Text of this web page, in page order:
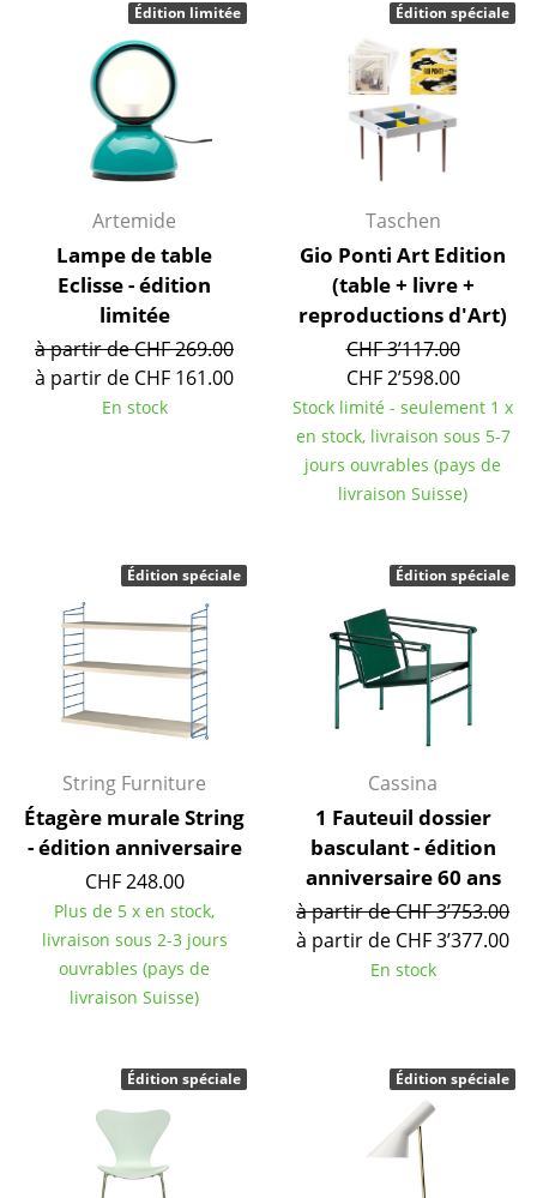
Table de jardin
Chariots & Dessertes
Pièces détachées
... voir toutes les tables
Rangements
Étagères & Armoires
Étagères murales
Meubles de bar
Garde-robes
Petits rangements
Pièces détachées
Luminaires
Suspensions & Plafonniers
Lampes de table
Lampes de bureau
Lampadaires et Liseuses
Appliques murales
Luminaires d’extérieur
Artemide
Lampe de table
Eclisse - édition
limitée
à partir de CHF 269.00
à partir de CHF 161.00
En stock
Édition limitée
Taschen
Gio Ponti Art Edition
(table + livre +
reproductions d'Art)
CHF 3’117.00
CHF 2’598.00
Stock limité - seulement 1 x
en stock, livraison sous 5-7
jours ouvrables (pays de
livraison Suisse)
Édition spéciale
String Furniture
Étagère murale String
- édition anniversaire
CHF 248.00
Plus de 5 x en stock,
livraison sous 2-3 jours
ouvrables (pays de
livraison Suisse)
Édition spéciale
Cassina
1 Fauteuil dossier
basculant - édition
anniversaire 60 ans
à partir de CHF 3’753.00
à partir de CHF 3’377.00
En stock
Édition spéciale
Édition spéciale Édition spéciale